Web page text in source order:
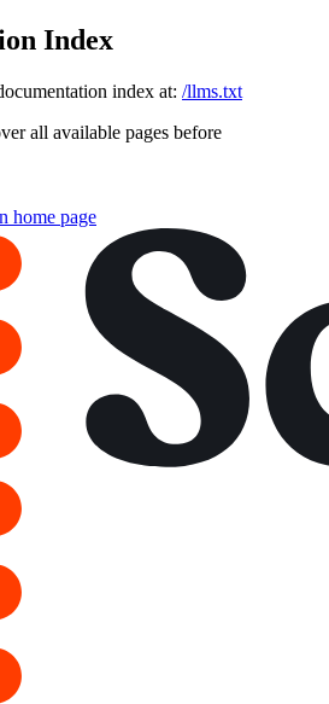
Index
index at: /llms.txt
all available pages before
home page